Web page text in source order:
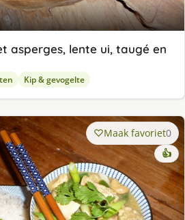
asperges, lente ui, taugé en
Kip & gevogelte
Maak favoriet0
👍